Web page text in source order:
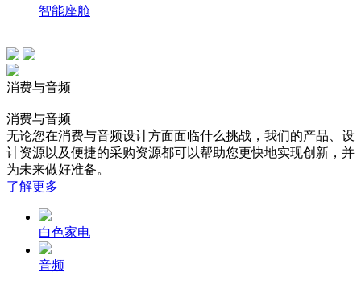
智能座舱
消费与音频
消费与音频
无论您在消费与音频设计方面面临什么挑战，我们的产品、设
计资源以及便捷的采购资源都可以帮助您更快地实现创新，并
为未来做好准备。
了解更多
白色家电
音频